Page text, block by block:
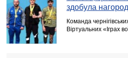
здобула
Команда
Віртуальних «Іграх